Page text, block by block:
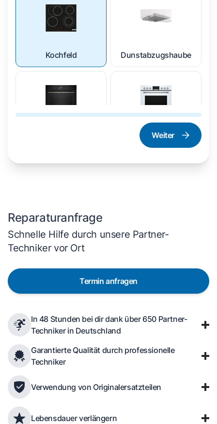
Kochfeld Dunstabzugshaube
Herd und Backofen
Weiter
Reparaturanfrage
Schnelle Hilfe durch unsere Partner-
Techniker vor Ort
Termin anfragen
In 48 Stunden bei dir dank über 650 Partner-
Techniker in Deutschland
Garantierte Qualität durch professionelle
Techniker
Verwendung von Originalersatzteilen
Lebensdauer verlängern